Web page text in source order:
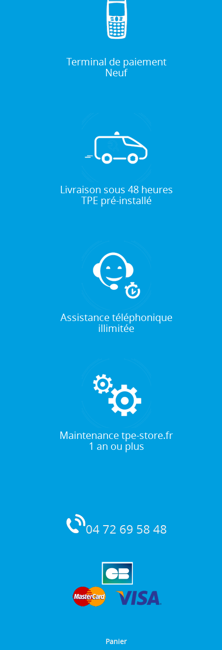
Terminal de paiement
Neuf
Livraison sous 48 heures
TPE pré-installé
Assistance téléphonique
illimitée
Maintenance tpe-store.fr
1 an ou plus
04 72 69 58 48
Panier